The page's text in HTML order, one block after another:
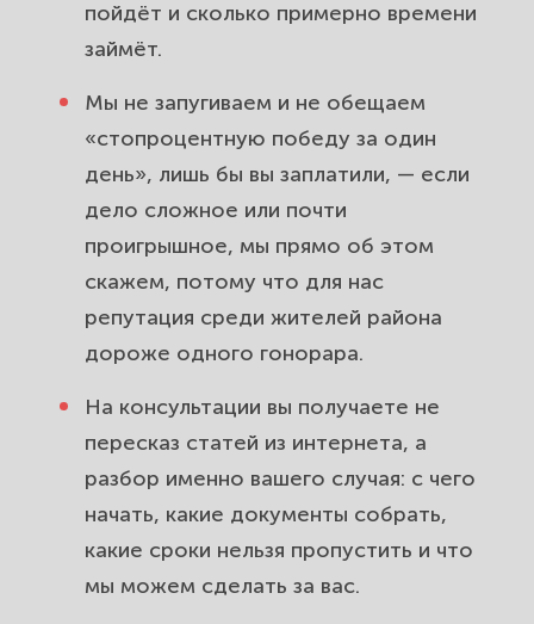
пойдёт и сколько примерно времени
займёт.
Мы не запугиваем и не обещаем
«стопроцентную победу за один
день», лишь бы вы заплатили, — если
дело сложное или почти
проигрышное, мы прямо об этом
скажем, потому что для нас
репутация среди жителей района
дороже одного гонорара.
На консультации вы получаете не
пересказ статей из интернета, а
разбор именно вашего случая: с чего
начать, какие документы собрать,
какие сроки нельзя пропустить и что
мы можем сделать за вас.